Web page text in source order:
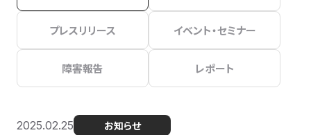
プレスリリース イベント・セミナー
障害報告 レポート
2025.02.25 お知らせ